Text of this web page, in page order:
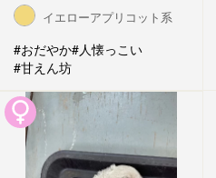
イエローアプリコット系
#おだやか#人懐っこい
#甘えん坊